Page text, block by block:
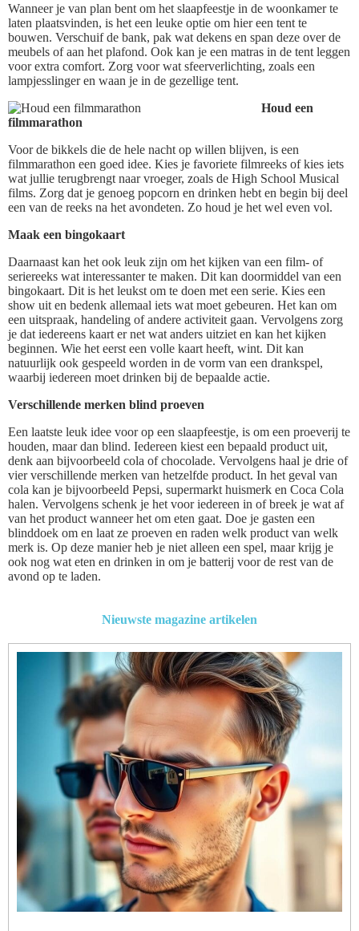
Wanneer je van plan bent om het slaapfeestje in de woonkamer te
laten plaatsvinden, is het een leuke optie om hier een tent te
bouwen. Verschuif de bank, pak wat dekens en span deze over de
meubels of aan het plafond. Ook kan je een matras in de tent leggen
voor extra comfort. Zorg voor wat sfeerverlichting, zoals een
lampjesslinger en waan je in de gezellige tent.
Houd een
filmmarathon
Voor de bikkels die de hele nacht op willen blijven, is een
filmmarathon een goed idee. Kies je favoriete filmreeks of kies iets
wat jullie terugbrengt naar vroeger, zoals de High School Musical
films. Zorg dat je genoeg popcorn en drinken hebt en begin bij deel
een van de reeks na het avondeten. Zo houd je het wel even vol.
Maak een bingokaart
Daarnaast kan het ook leuk zijn om het kijken van een film- of
seriereeks wat interessanter te maken. Dit kan doormiddel van een
bingokaart. Dit is het leukst om te doen met een serie. Kies een
show uit en bedenk allemaal iets wat moet gebeuren. Het kan om
een uitspraak, handeling of andere activiteit gaan. Vervolgens zorg
je dat iedereens kaart er net wat anders uitziet en kan het kijken
beginnen. Wie het eerst een volle kaart heeft, wint. Dit kan
natuurlijk ook gespeeld worden in de vorm van een drankspel,
waarbij iedereen moet drinken bij de bepaalde actie.
Verschillende merken blind proeven
Een laatste leuk idee voor op een slaapfeestje, is om een proeverij te
houden, maar dan blind. Iedereen kiest een bepaald product uit,
denk aan bijvoorbeeld cola of chocolade. Vervolgens haal je drie of
vier verschillende merken van hetzelfde product. In het geval van
cola kan je bijvoorbeeld Pepsi, supermarkt huismerk en Coca Cola
halen. Vervolgens schenk je het voor iedereen in of breek je wat af
van het product wanneer het om eten gaat. Doe je gasten een
blinddoek om en laat ze proeven en raden welk product van welk
merk is. Op deze manier heb je niet alleen een spel, maar krijg je
ook nog wat eten en drinken in om je batterij voor de rest van de
avond op te laden.
Nieuwste magazine artikelen